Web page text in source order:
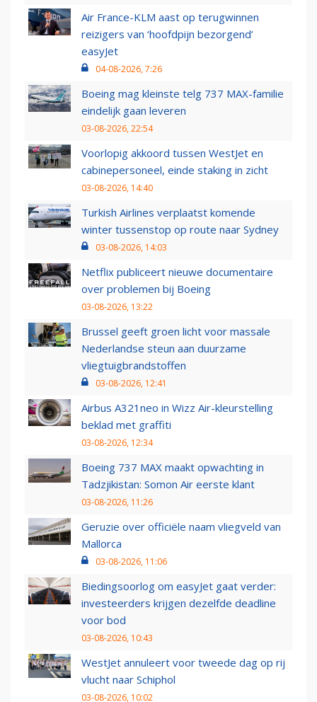
Air France-KLM aast op terugwinnen
reizigers van ‘hoofdpijn bezorgend’
easyJet
04-08-2026, 7:26
Boeing mag kleinste telg 737 MAX-familie
eindelijk gaan leveren
03-08-2026, 22:54
Voorlopig akkoord tussen WestJet en
cabinepersoneel, einde staking in zicht
03-08-2026, 14:40
Turkish Airlines verplaatst komende
winter tussenstop op route naar Sydney
03-08-2026, 14:03
Netflix publiceert nieuwe documentaire
over problemen bij Boeing
03-08-2026, 13:22
Brussel geeft groen licht voor massale
Nederlandse steun aan duurzame
vliegtuigbrandstoffen
03-08-2026, 12:41
Airbus A321neo in Wizz Air-kleurstelling
beklad met graffiti
03-08-2026, 12:34
Boeing 737 MAX maakt opwachting in
Tadzjikistan: Somon Air eerste klant
03-08-2026, 11:26
Geruzie over officiële naam vliegveld van
Mallorca
03-08-2026, 11:06
Biedingsoorlog om easyJet gaat verder:
investeerders krijgen dezelfde deadline
voor bod
03-08-2026, 10:43
WestJet annuleert voor tweede dag op rij
vlucht naar Schiphol
03-08-2026, 10:02